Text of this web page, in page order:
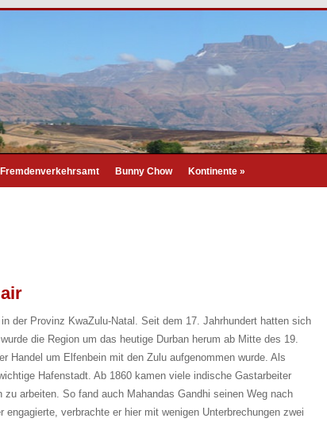
Fremdenverkehrsamt Bunny Chow Kontinente »
der Provinz KwaZulu-Natal. Seit dem 17. Jahrhundert hatten sich
die Region um das heutige Durban herum ab Mitte des 19.
Handel um Elfenbein mit den Zulu aufgenommen wurde. Als
Hafenstadt. Ab 1860 kamen viele indische Gastarbeiter
arbeiten. So fand auch Mahandas Gandhi seinen Weg nach
verbrachte er hier mit wenigen Unterbrechungen zwei